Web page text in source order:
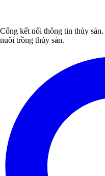
Cổng kết nối thông tin thủy
nuôi trồng thủy sản.